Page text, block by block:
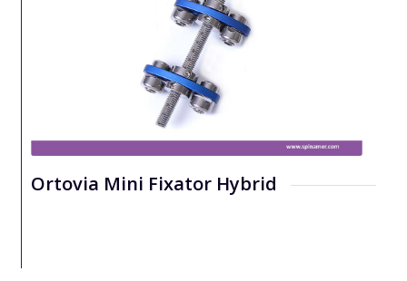
Ortovia Mini Fixator Hybrid